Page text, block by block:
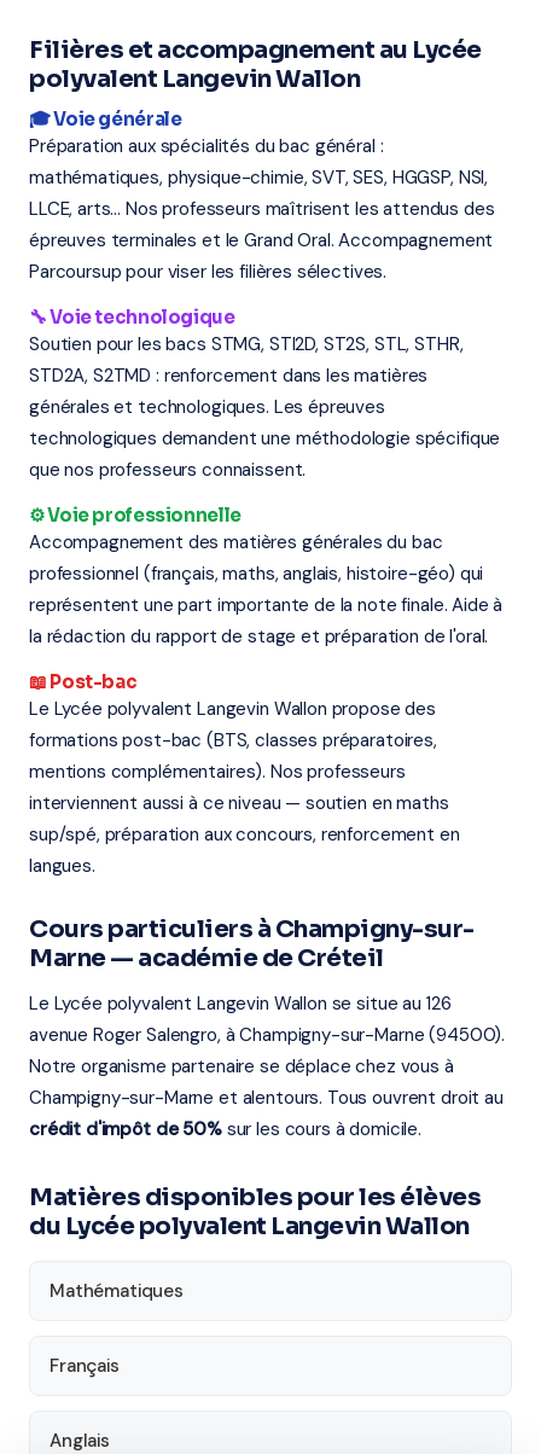
Filières et accompagnement au Lycée
polyvalent Langevin Wallon
🎓 Voie générale
Préparation aux spécialités du bac général :
mathématiques, physique-chimie, SVT, SES, HGGSP, NSI,
LLCE, arts... Nos professeurs maîtrisent les attendus des
épreuves terminales et le Grand Oral. Accompagnement
Parcoursup pour viser les filières sélectives.
🔧 Voie technologique
Soutien pour les bacs STMG, STI2D, ST2S, STL, STHR,
STD2A, S2TMD : renforcement dans les matières
générales et technologiques. Les épreuves
technologiques demandent une méthodologie spécifique
que nos professeurs connaissent.
⚙️ Voie professionnelle
Accompagnement des matières générales du bac
professionnel (français, maths, anglais, histoire-géo) qui
représentent une part importante de la note finale. Aide à
la rédaction du rapport de stage et préparation de l'oral.
📖 Post-bac
Le Lycée polyvalent Langevin Wallon propose des
formations post-bac (BTS, classes préparatoires,
mentions complémentaires). Nos professeurs
interviennent aussi à ce niveau — soutien en maths
sup/spé, préparation aux concours, renforcement en
langues.
Cours particuliers à Champigny-sur-
Marne — académie de Créteil
Le Lycée polyvalent Langevin Wallon se situe au 126
avenue Roger Salengro, à Champigny-sur-Marne (94500).
Notre organisme partenaire se déplace chez vous à
Champigny-sur-Marne et alentours. Tous ouvrent droit au
crédit d'impôt de 50%sur les cours à domicile.
Matières disponibles pour les élèves
du Lycée polyvalent Langevin Wallon
Mathématiques
Français
Anglais